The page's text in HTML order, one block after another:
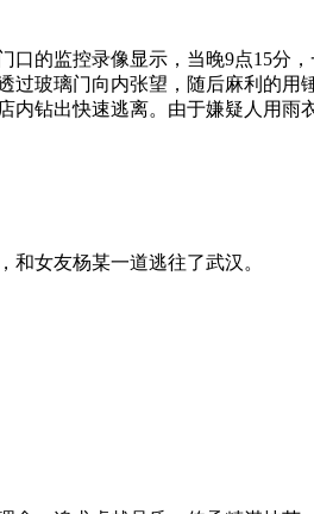
口的监控录像显示，当晚9点15分
过玻璃门向内张望，随后麻利的用
内钻出快速逃离。由于嫌疑人用雨
和女友杨某一道逃往了武汉。